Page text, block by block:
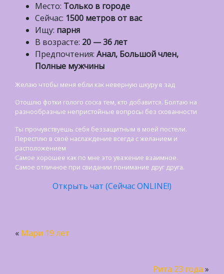
Место: Только в городе
Сейчас: 1500 метров от вас
Ищу: парня
В возрасте: 20 — 36 лет
Предпочтения: Анал, Большой член,
Полные мужчины
Желаю чтобы меня ебли как неверную шкуру в зад
Отошлю фотки голого соска тем, кто добавится. Болтаю на
разнообразные непристойные вопросы без скованности
Ты прочувствуешь себя беззащитным в моей постели.
Пересплю в своё наслаждение всегда с желанием и
расположением
Самое хорошее как по мне это уважение взаимное.
Самое отличное при свидании понимание друг друга.
Открыть чат (Сейчас ONLINE!)
« Мари 19 лет
Рита 23 года »